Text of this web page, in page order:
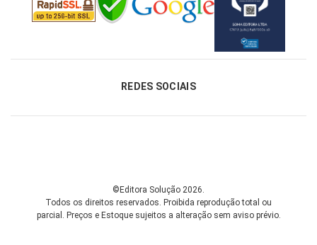
REDES SOCIAIS
©Editora Solução 2026.
Todos os direitos reservados. Proibida reprodução total ou
parcial. Preços e Estoque sujeitos a alteração sem aviso prévio.